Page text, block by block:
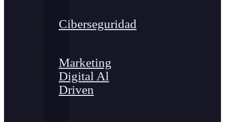
Ciberseguridad
Marketing
Digital Al
Driven